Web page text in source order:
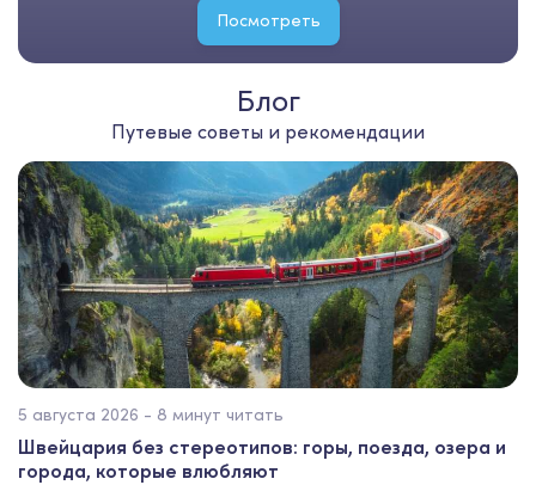
Посмотреть
Блог
Путевые советы и рекомендации
5 августа 2026 - 8 минут читать
Швейцария без стереотипов: горы, поезда, озера и
города, которые влюбляют